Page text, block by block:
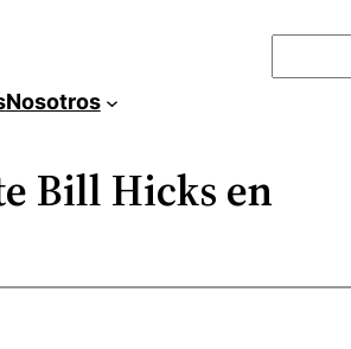
Nosotros
Bill Hicks en